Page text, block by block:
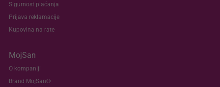
Sigurnost plaćanja
Prijava reklamacije
Kupovina na rate
MojSan
O kompaniji
Brand MojSan®